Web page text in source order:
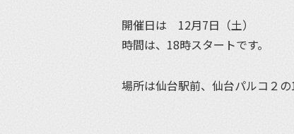
開催日は 12月7日（土）
時間は、18時スタートです。
場所は仙台駅前、仙台パルコ２